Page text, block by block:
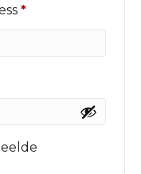
*Nõutud